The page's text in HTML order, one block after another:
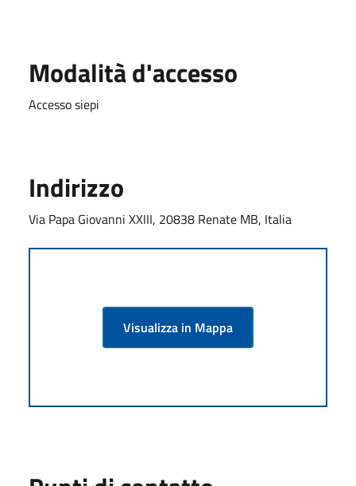
Modalità d'accesso
Accesso siepi
Indirizzo
Via Papa Giovanni XXIII, 20838 Renate MB, Italia
Visualizza in Mappa